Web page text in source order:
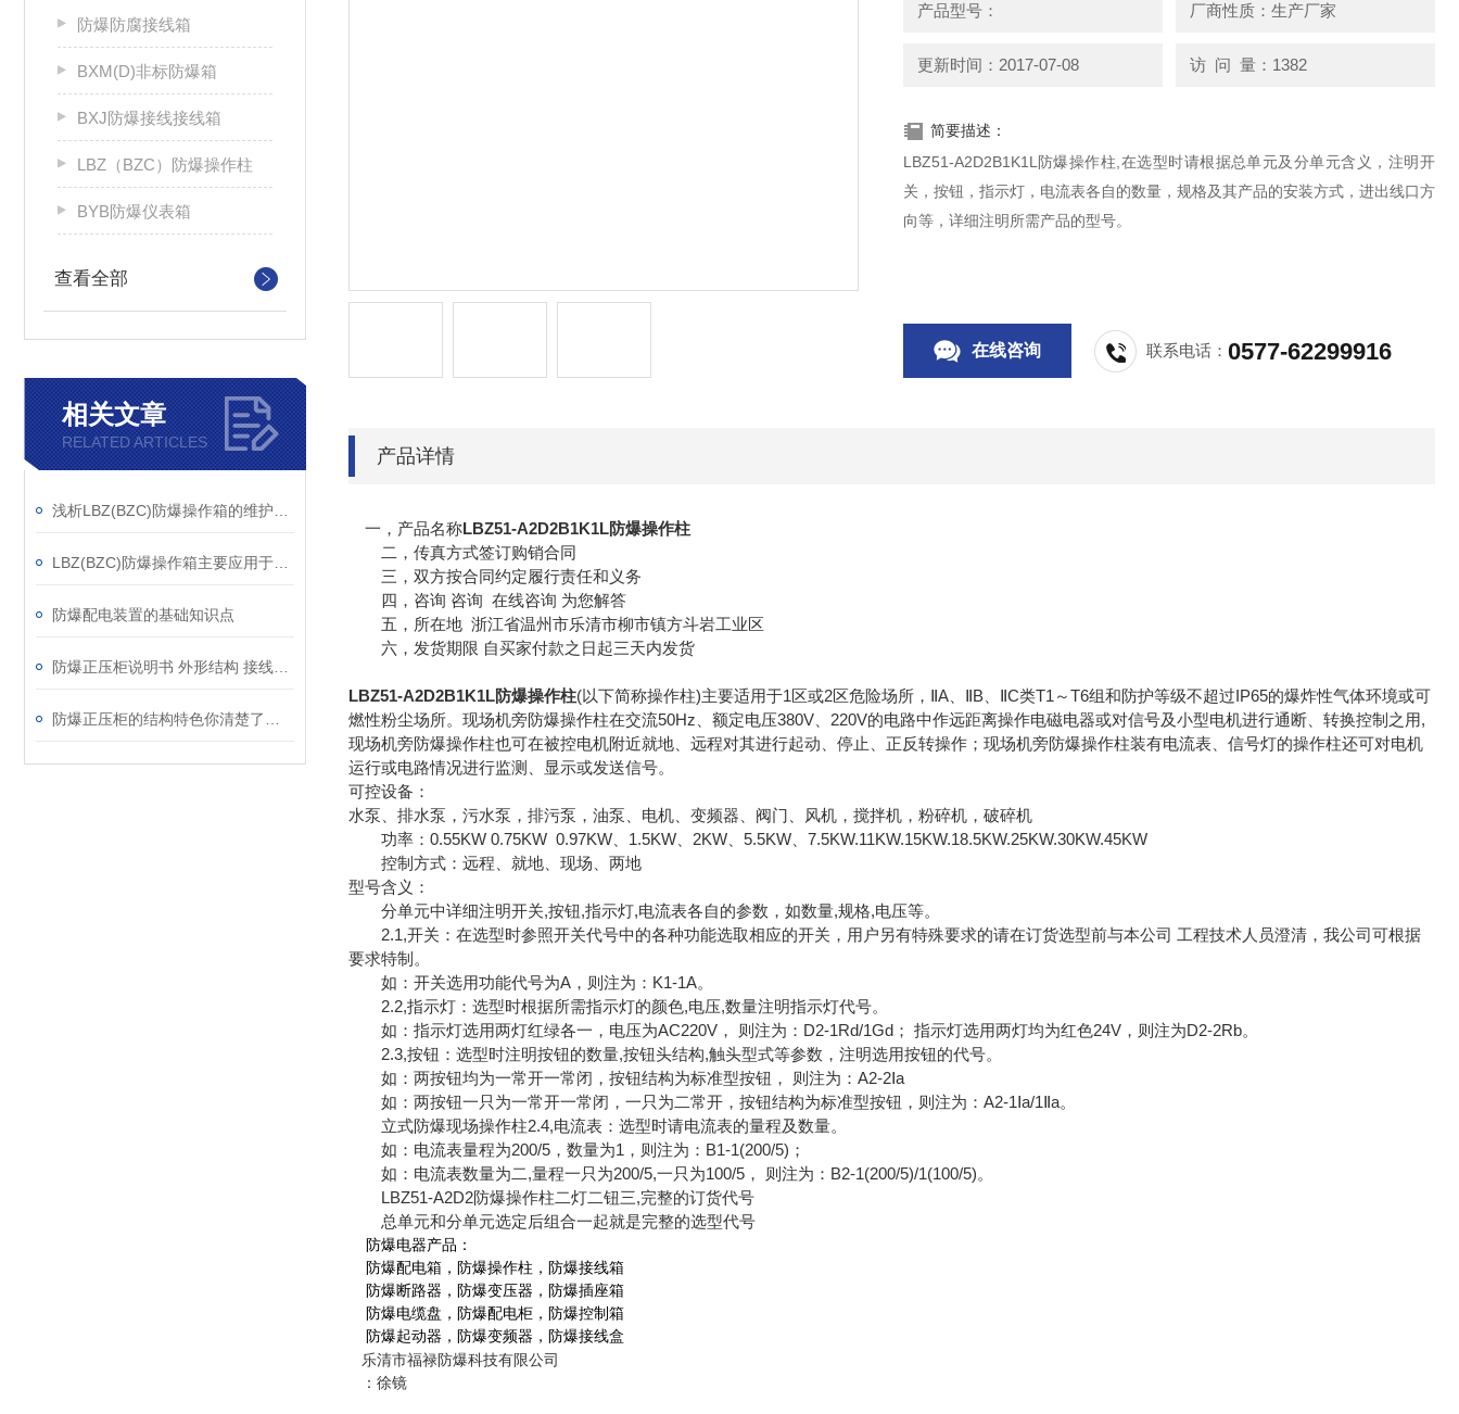
防爆防腐接线箱
BXM(D)非标防爆箱
BXJ防爆接线接线箱
LBZ（BZC）防爆操作柱
BYB防爆仪表箱
查看全部
相关文章
RELATED ARTICLES
防爆配电装置的基础知识点
产品型号： 厂商性质：生产厂家
更新时间：2017-07-08 访 问 量：1382
简要描述：
LBZ51-A2D2B1K1L防爆操作柱,在选型时请根据总单元及分单元含义，注明开
关，按钮，指示灯，电流表各自的数量，规格及其产品的安装方式，进出线口方
向等，详细注明所需产品的型号。
在线咨询 联系电话：0577-62299916
产品详情
一，产品名称LBZ51-A2D2B1K1L防爆操作柱
二，传真方式签订购销合同
三，双方按合同约定履行责任和义务
四，咨询 咨询 在线咨询 为您解答
五，所在地 浙江省温州市乐清市柳市镇方斗岩工业区
六，发货期限 自买家付款之日起三天内发货
LBZ51-A2D2B1K1L防爆操作柱(以下简称操作柱)主要适用于1区或2区危险场所，ⅡA、ⅡB、ⅡC类T1～T6组和防护等级不超过IP65的爆炸性气体环境或可
燃性粉尘场所。现场机旁防爆操作柱在交流50Hz、额定电压380V、220V的电路中作远距离操作电磁电器或对信号及小型电机进行通断、转换控制之用,
现场机旁防爆操作柱也可在被控电机附近就地、远程对其进行起动、停止、正反转操作；现场机旁防爆操作柱装有电流表、信号灯的操作柱还可对电机
运行或电路情况进行监测、显示或发送信号。
可控设备：
水泵、排水泵，污水泵，排污泵，油泵、电机、变频器、阀门、风机，搅拌机，粉碎机，破碎机
功率：0.55KW 0.75KW 0.97KW、1.5KW、2KW、5.5KW、7.5KW.11KW.15KW.18.5KW.25KW.30KW.45KW
控制方式：远程、就地、现场、两地
型号含义：
分单元中详细注明开关,按钮,指示灯,电流表各自的参数，如数量,规格,电压等。
2.1,开关：在选型时参照开关代号中的各种功能选取相应的开关，用户另有特殊要求的请在订货选型前与本公司 工程技术人员澄清，我公司可根据
要求特制。
如：开关选用功能代号为A，则注为：K1-1A。
2.2,指示灯：选型时根据所需指示灯的颜色,电压,数量注明指示灯代号。
如：指示灯选用两灯红绿各一，电压为AC220V， 则注为：D2-1Rd/1Gd； 指示灯选用两灯均为红色24V，则注为D2-2Rb。
2.3,按钮：选型时注明按钮的数量,按钮头结构,触头型式等参数，注明选用按钮的代号。
如：两按钮均为一常开一常闭，按钮结构为标准型按钮， 则注为：A2-2Ⅰa
如：两按钮一只为一常开一常闭，一只为二常开，按钮结构为标准型按钮，则注为：A2-1Ⅰa/1Ⅱa。
立式防爆现场操作柱2.4,电流表：选型时请电流表的量程及数量。
如：电流表量程为200/5，数量为1，则注为：B1-1(200/5)；
如：电流表数量为二,量程一只为200/5,一只为100/5， 则注为：B2-1(200/5)/1(100/5)。
LBZ51-A2D2防爆操作柱二灯二钮三,完整的订货代号
总单元和分单元选定后组合一起就是完整的选型代号
防爆电器产品：
防爆配电箱，防爆操作柱，防爆接线箱
防爆断路器，防爆变压器，防爆插座箱
防爆电缆盘，防爆配电柜，防爆控制箱
防爆起动器，防爆变频器，防爆接线盒
乐清市福禄防爆科技有限公司
：徐镜